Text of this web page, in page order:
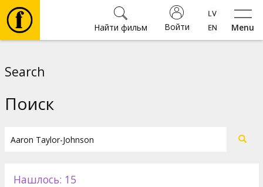
Menu
Войти
Найти фильм
Search
Поиск
Нашлось: 15